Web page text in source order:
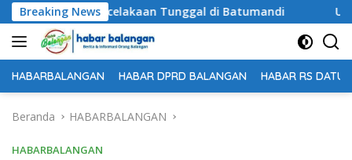
Langsung
ke
konten
Breaking News
dalam Kecelakaan Tunggal di Batumandi Untuk
HABARBALANGAN HABAR DPRD BALANGAN HABAR RS DATU
Beranda HABARBALANGAN
HABARBALANGAN